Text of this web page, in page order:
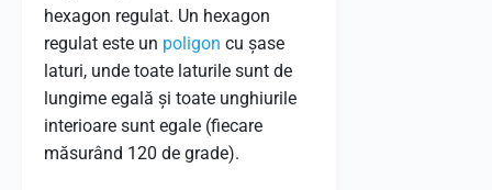
hexagon regulat. Un hexagon
regulat este un poligon cu șase
laturi, unde toate laturile sunt de
lungime egală și toate unghiurile
interioare sunt egale (fiecare
măsurând 120 de grade).